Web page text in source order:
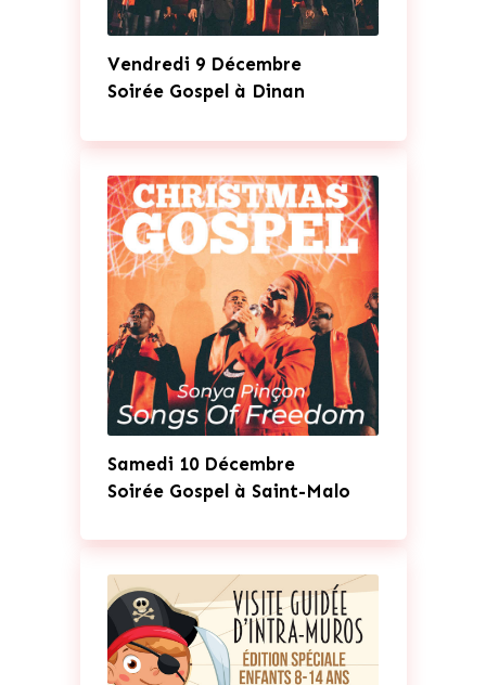
Vendredi 9 Décembre
Soirée Gospel à Dinan
Samedi 10 Décembre
Soirée Gospel à Saint-Malo